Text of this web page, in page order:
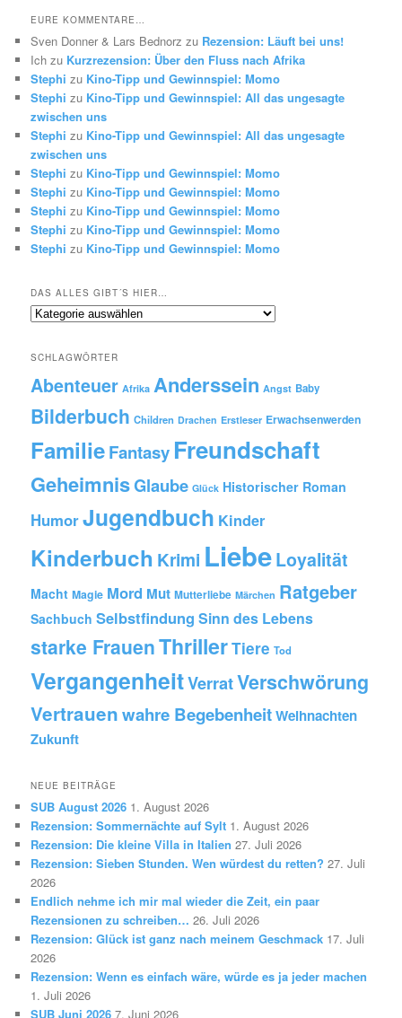
Vergangenheit
EURE KOMMENTARE…
Sven Donner & Lars Bednorz zu Rezension: Läuft bei uns!
Ich zu Kurzrezension: Über den Fluss nach Afrika
Stephi zu Kino-Tipp und Gewinnspiel: Momo
Stephi zu Kino-Tipp und Gewinnspiel: All das ungesagte
zwischen uns
Stephi zu Kino-Tipp und Gewinnspiel: All das ungesagte
zwischen uns
Stephi zu Kino-Tipp und Gewinnspiel: Momo
Stephi zu Kino-Tipp und Gewinnspiel: Momo
Stephi zu Kino-Tipp und Gewinnspiel: Momo
Stephi zu Kino-Tipp und Gewinnspiel: Momo
Stephi zu Kino-Tipp und Gewinnspiel: Momo
DAS ALLES GIBT´S HIER…
Das
´s
hier…
SCHLAGWÖRTER
Abenteuer Afrika Anderssein Angst Baby
Bilderbuch Children Drachen Erstleser Erwachsenwerden
FamilieFantasy Freundschaft
GeheimnisGlaube Glück Historischer Roman
HumorJugendbuch Kinder
Kinderbuch Krimi LiebeLoyalität
Macht Magie Mord Mut Mutterliebe Märchen Ratgeber
Sachbuch Selbstfindung Sinn des Lebens
starke FrauenThrillerTiere Tod
VergangenheitVerratVerschwörung
Vertrauenwahre BegebenheitWeihnachten
Zukunft
NEUE BEITRÄGE
SUB August 2026 1. August 2026
Rezension: Sommernächte auf Sylt 1. August 2026
Rezension: Die kleine Villa in Italien 27. Juli 2026
Rezension: Sieben Stunden. Wen würdest du retten? 27. Juli
2026
Endlich nehme ich mir mal wieder die Zeit, ein paar
Rezensionen zu schreiben… 26. Juli 2026
Rezension: Glück ist ganz nach meinem Geschmack 17. Juli
2026
Rezension: Wenn es einfach wäre, würde es ja jeder machen
1. Juli 2026
SUB Juni 2026 7. Juni 2026